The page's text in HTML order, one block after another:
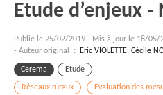
Etude d’enjeux
Publié le 25/02/2019 - Mis à jour le 18/05/
- Auteur original :
Eric VIOLETTE, Cécile
Cerema Etude
Réseaux ruraux
Evaluation des